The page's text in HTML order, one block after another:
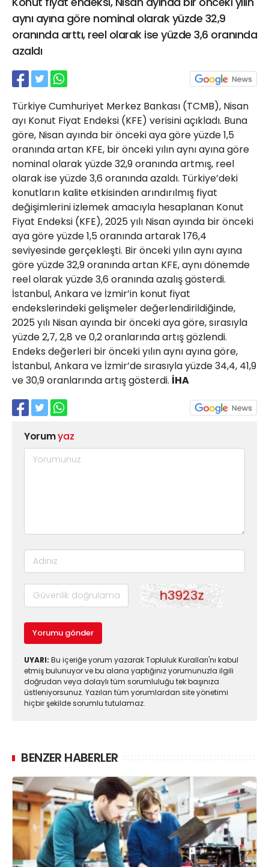
aynı ayına göre nominal olarak yüzde 32,9
oranında arttı, reel olarak ise yüzde 3,6 oranında
azaldı
Türkiye Cumhuriyet Merkez Bankası (TCMB), Nisan
ayı Konut Fiyat Endeksi (KFE) verisini açıkladı. Buna
göre, Nisan ayında bir önceki aya göre yüzde 1,5
oranında artan KFE, bir önceki yılın aynı ayına göre
nominal olarak yüzde 32,9 oranında artmış, reel
olarak ise yüzde 3,6 oranında azaldı. Türkiye’deki
konutların kalite etkisinden arındırılmış fiyat
değişimlerini izlemek amacıyla hesaplanan Konut
Fiyat Endeksi (KFE), 2025 yılı Nisan ayında bir önceki
aya göre yüzde 1,5 oranında artarak 176,4
seviyesinde gerçekleşti. Bir önceki yılın aynı ayına
göre yüzde 32,9 oranında artan KFE, aynı dönemde
reel olarak yüzde 3,6 oranında azalış gösterdi.
İstanbul, Ankara ve İzmir’in konut fiyat
endekslerindeki gelişmeler değerlendirildiğinde,
2025 yılı Nisan ayında bir önceki aya göre, sırasıyla
yüzde 2,7, 2,8 ve 0,2 oranlarında artış gözlendi.
Endeks değerleri bir önceki yılın aynı ayına göre,
İstanbul, Ankara ve İzmir’de sırasıyla yüzde 34,4, 41,9
ve 30,9 oranlarında artış gösterdi. İHA
Yorumyaz
Yorumu gönder
UYARI: Bu içeriğe yorum yazarak Topluluk Kuralları'nı kabul
etmiş bulunuyor ve bu alana yaptığınız yorumunuzla ilgili
doğrudan veya dolaylı tüm sorumluluğu tek başınıza
üstleniyorsunuz. Yazılan tüm yorumlardan site yönetimi
hiçbir şekilde sorumlu tutulamaz.
BENZER HABERLER
21 Gölcük
02624132333